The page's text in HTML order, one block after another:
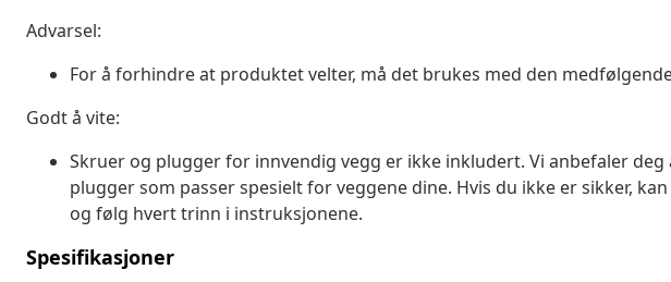
Advarsel:
For å forhindre at produktet velter, må det brukes med den
Godt å vite:
Skruer og plugger for innvendig vegg er ikke inkludert. Vi anbefaler
plugger som passer spesielt for veggene dine. Hvis du ikke er sikker,
og følg hvert trinn i instruksjonene.
Spesifikasjoner